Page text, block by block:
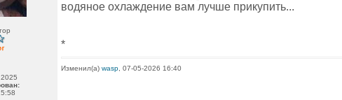
2025
водяное охлаждение вам лучше прикупить...
*
Изменил(а) wasp , 07-05-2026 16:40